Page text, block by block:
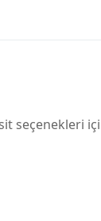
seçenekleri